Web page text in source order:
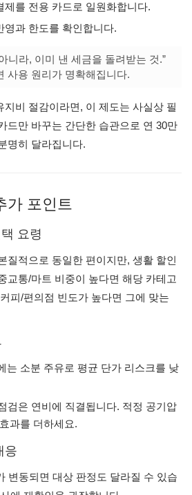
제를 전용 카드로 일원화합니다.
영과 한도를 확인합니다.
니라, 이미 낸 세금을 돌려받는 것.”
사용 원리가 명확해집니다.
지비 절감이라면, 이 제도는 사실상 필
드만 바꾸는 간단한 습관으로 연 30만
명히 달라집니다.
가 포인트
요령
질적으로 동일한 편이지만, 생활 할인
교통/마트 비중이 높다면 해당 카테고
피/편의점 빈도가 높다면 그에 맞는
는 소분 주유로 평균 단가 리스크를 낮
검은 연비에 직결됩니다. 적정 공기압
과를 더하세요.
응
변동되면 대상 판정도 달라질 수 있습